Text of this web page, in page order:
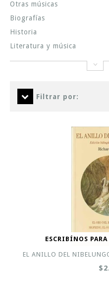
Otras músicas
Biografías
Historia
Literatura y música
Filtrar por:
ESCRIBÍNOS
EL ANILLO DEL